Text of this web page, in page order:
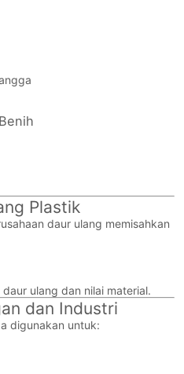
Plastik
daur ulang memisahkan
ulang dan nilai material.
dan Industri
digunakan untuk: